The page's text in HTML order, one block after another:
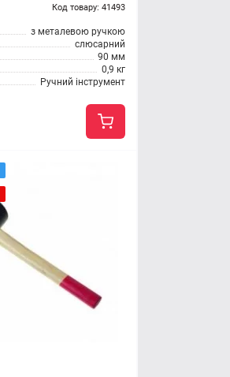
Код товару: 41493
з металевою ручкою
слюсарний
90 мм
0,9 кг
Ручний інструмент